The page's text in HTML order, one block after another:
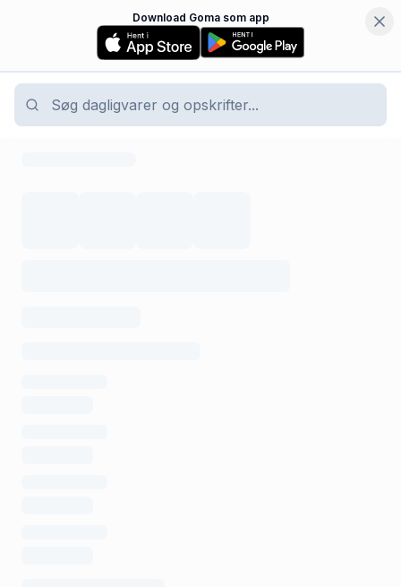
Download Goma som app